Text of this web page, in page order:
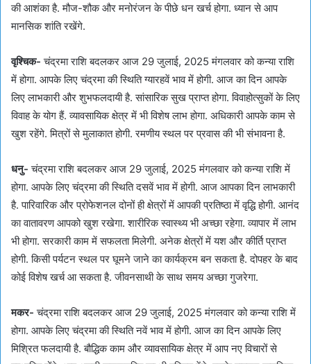
की आशंका है. मौज-शौक और मनोरंजन के पीछे धन खर्च होगा. ध्यान से आप
मानसिक शांति रखेंगे.
वृश्चिक- चंद्रमा राशि बदलकर आज 29 जुलाई, 2025 मंगलवार को कन्या राशि
में होगा. आपके लिए चंद्रमा की स्थिति ग्यारहवें भाव में होगी. आज का दिन आपके
लिए लाभकारी और शुभफलदायी है. सांसारिक सुख प्राप्त होगा. विवाहोत्सुकों के लिए
विवाह के योग हैं. व्यावसायिक क्षेत्र में भी विशेष लाभ होगा. अधिकारी आपके काम से
खुश रहेंगे. मित्रों से मुलाकात होगी. रमणीय स्थल पर प्रवास की भी संभावना है.
धनु- चंद्रमा राशि बदलकर आज 29 जुलाई, 2025 मंगलवार को कन्या राशि में
होगा. आपके लिए चंद्रमा की स्थिति दसवें भाव में होगी. आज आपका दिन लाभकारी
है. पारिवारिक और प्रोफेशनल दोनों ही क्षेत्रों में आपकी प्रतिष्ठा में वृद्धि होगी. आनंद
का वातावरण आपको खुश रखेगा. शारीरिक स्वास्थ्य भी अच्छा रहेगा. व्यापार में लाभ
भी होगा. सरकारी काम में सफलता मिलेगी. अनेक क्षेत्रों में यश और कीर्ति प्राप्त
होगी. किसी पर्यटन स्थल पर घूमने जाने का कार्यक्रम बन सकता है. दोपहर के बाद
कोई विशेष खर्च आ सकता है. जीवनसाथी के साथ समय अच्छा गुजरेगा.
मकर-चंद्रमा राशि बदलकर आज 29 जुलाई, 2025 मंगलवार को कन्या राशि में
होगा. आपके लिए चंद्रमा की स्थिति नवें भाव में होगी. आज का दिन आपके लिए
मिश्रित फलदायी है. बौद्धिक काम और व्यावसायिक क्षेत्र में आप नए विचारों से